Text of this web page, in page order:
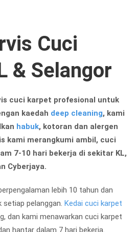
Cuci
& Selangor
cuci karpet profesional untuk
kaedah deep cleaning, kami
habuk, kotoran dan alergen
kami merangkumi ambil, cuci
7-10 hari bekerja di sekitar KL,
Cyberjaya.
lebih 10 tahun dan
setiap pelanggan. Kedai cuci karpet
dan kami menawarkan cuci karpet
hantar dalam 7 hari bekerja.